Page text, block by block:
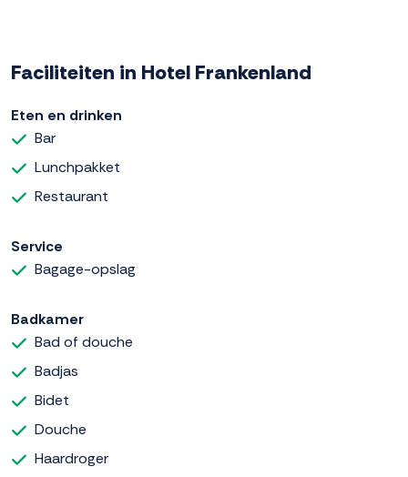
Faciliteiten in Hotel Frankenland
Eten en drinken
Bar
Lunchpakket
Restaurant
Service
Bagage-opslag
Badkamer
Bad of douche
Badjas
Bidet
Douche
Haardroger